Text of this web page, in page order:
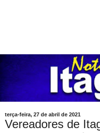
terça-feira, 27 de abril de 2021
Vereadores de